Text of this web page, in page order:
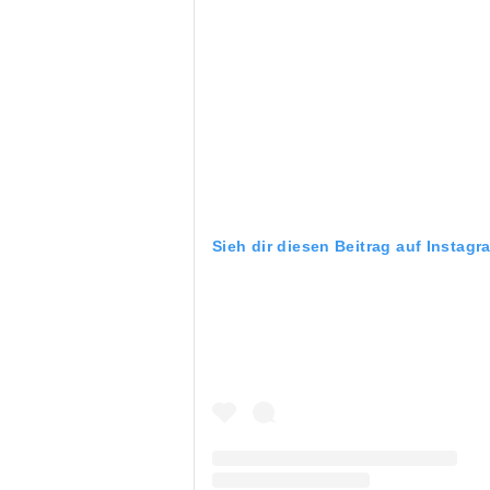
Sieh dir diesen Beitrag auf